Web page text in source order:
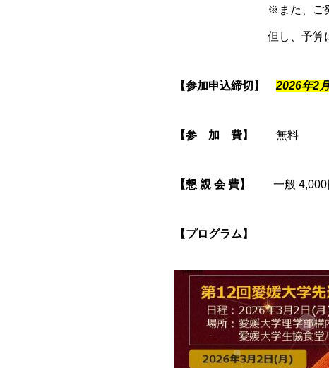
※また、ご発表(口頭・
但し、予算に限度がご
【参加申込締切】 2026年2
【参 加 費】 無料
【懇 親 会 費】 一般 4,000
【プログラム】